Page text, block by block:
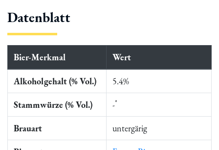
Datenblatt
Bier-Merkmal Wert
Alkoholgehalt (% Vol.) 5.4%
Stammwürze (% Vol.) -*
Brauart untergärig